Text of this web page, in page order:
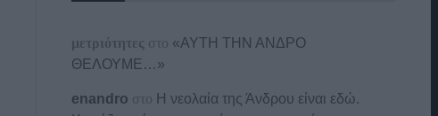
μετριότητες στο «ΑΥΤΗ ΤΗΝ ΑΝΔΡΟ
ΘΕΛΟΥΜΕ…»
enandro στο Η νεολαία της Άνδρου είναι εδώ.